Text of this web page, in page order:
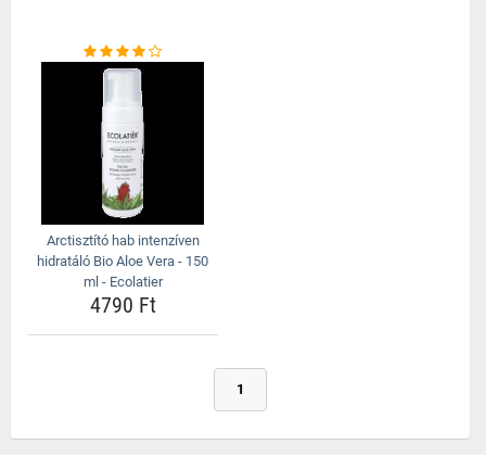
Arctisztító hab intenzíven
hidratáló Bio Aloe Vera - 150
ml - Ecolatier
4790 Ft
1